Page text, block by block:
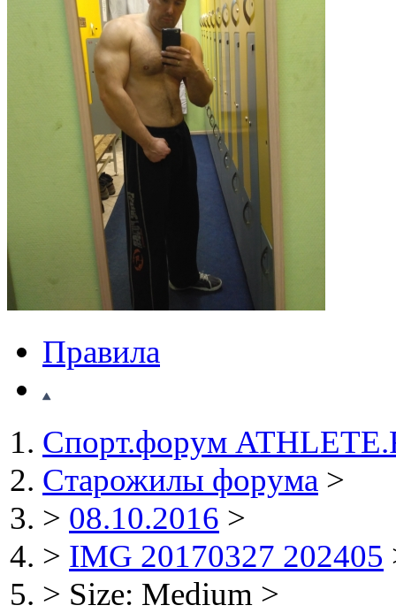
Правила
Спорт.форум
Старожилы форума >
> 08.10.2016 >
> IMG 20170327 202405
> Size: Medium >